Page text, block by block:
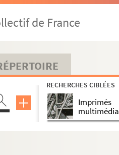
de France
RECHERCHES CIBLÉES
Imprimés
multimédia